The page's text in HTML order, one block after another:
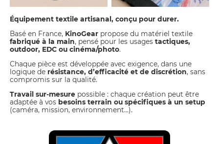
Équipement textile artisanal, conçu pour durer.
Basé en France, KinoGear propose du matériel textile
fabriqué à la main, pensé pour les usages tactiques,
outdoor, EDC ou cinéma/photo.
Chaque pièce est développée avec exigence, dans une
logique de résistance, d’efficacité et de discrétion, sans
compromis sur la qualité.
Travail sur-mesure possible : chaque création peut être
adaptée à vos besoins terrain ou spécifiques à un setup
(caméra, mission, environnement…).